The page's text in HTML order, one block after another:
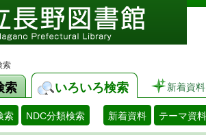
索
索 いろいろ検索 新着資料
索 NDC分類検索 新着資料 テーマ資料